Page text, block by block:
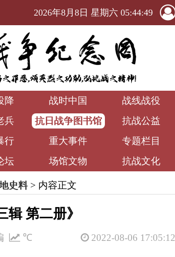
2026年8月8日 星期六 05:44:50
降 战时中国
战线战役
兵 抗日战争图书馆
抗战公益
行 重大事件
专题栏目
坛 场馆文物 抗战文化
史料> 内容正文
辑 第二册》
2022-08-06 17:05:12
℃